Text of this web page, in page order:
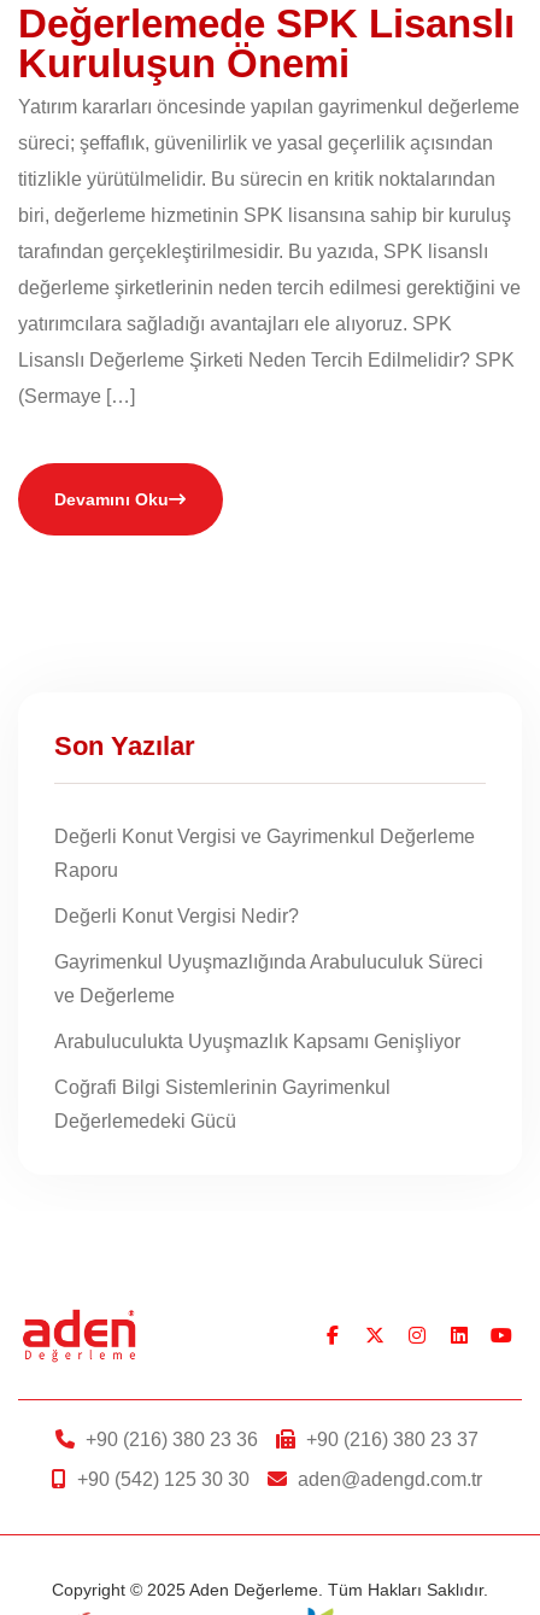
Değerlemede SPK Lisanslı
Kuruluşun Önemi
Yatırım kararları öncesinde yapılan gayrimenkul değerleme
süreci; şeffaflık, güvenilirlik ve yasal geçerlilik açısından
titizlikle yürütülmelidir. Bu sürecin en kritik noktalarından
biri, değerleme hizmetinin SPK lisansına sahip bir kuruluş
tarafından gerçekleştirilmesidir. Bu yazıda, SPK lisanslı
değerleme şirketlerinin neden tercih edilmesi gerektiğini ve
yatırımcılara sağladığı avantajları ele alıyoruz. SPK
Lisanslı Değerleme Şirketi Neden Tercih Edilmelidir? SPK
(Sermaye […]
Devamını Oku
Son Yazılar
Değerli Konut Vergisi ve Gayrimenkul Değerleme
Raporu
Değerli Konut Vergisi Nedir?
Gayrimenkul Uyuşmazlığında Arabuluculuk Süreci
ve Değerleme
Arabuluculukta Uyuşmazlık Kapsamı Genişliyor
Coğrafi Bilgi Sistemlerinin Gayrimenkul
Değerlemedeki Gücü
+90 (216) 380 23 36
+90 (216) 380 23 37
+90 (542) 125 30 30
aden@adengd.com.tr
Copyright © 2025 Aden Değerleme. Tüm Hakları Saklıdır.